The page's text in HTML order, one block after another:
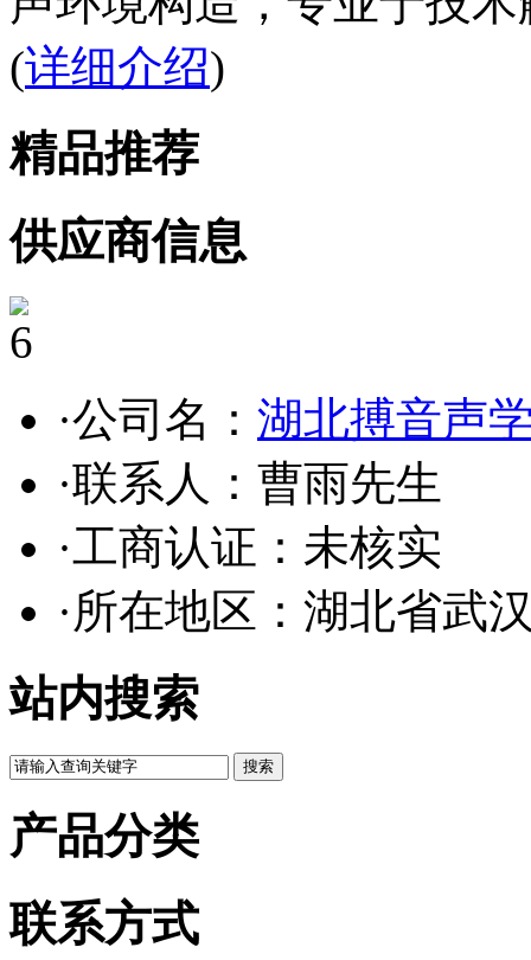
(详细介绍)
精品推荐
供应商信息
6
·公司名： 湖北搏音声
·联系人：曹雨先生
·工商认证： 未核实
·所在地区：湖北省武
站内搜索
产品分类
联系方式